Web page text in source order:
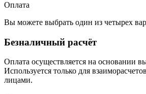
Оплата
Вы можете выбрать один из четырех
Безналичный расчёт
Оплата осуществляется на основании
Используется только для
лицами.